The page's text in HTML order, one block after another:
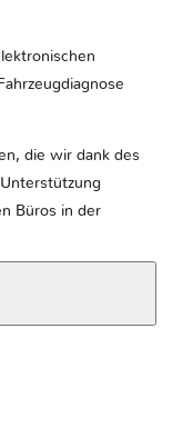
die wir dank des
Büros in der